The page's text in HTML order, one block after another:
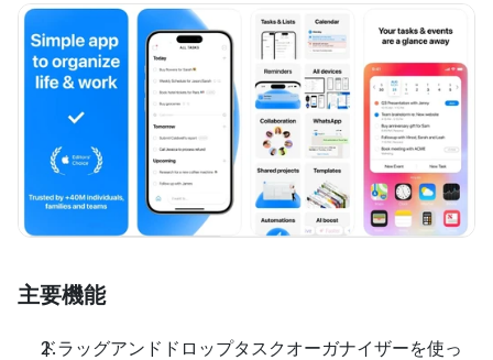
主要機能
ドラッグアンドドロップタスクオーガナイザーを使っ